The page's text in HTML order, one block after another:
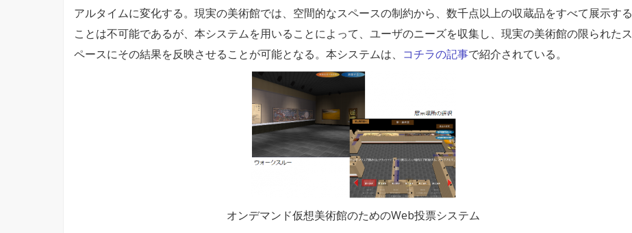
アルタイムに変化する。現実の美術館では、空間的なスペースの制約から、数千点以上の収蔵品をすべて展示する
ことは不可能であるが、本システムを用いることによって、ユーザのニーズを収集し、現実の美術館の限られたス
ペースにその結果を反映させることが可能となる。本システムは、 コチラの記事で紹介されている。
オンデマンド仮想美術館のためのWeb投票システム